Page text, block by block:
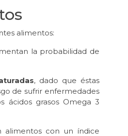
alimentos:
la probabilidad de
, dado que éstas
de sufrir enfermedades
ácidos grasos Omega 3
alimentos con un índice